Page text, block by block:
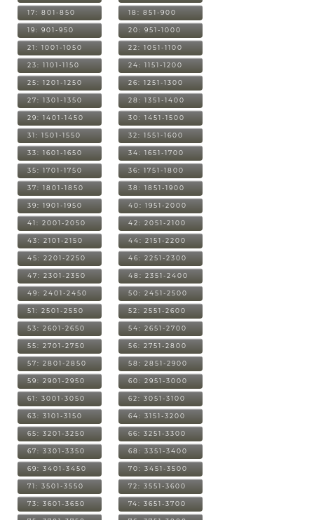
17: 801-850 18: 851-900
19: 901-950 20: 951-1000
21: 1001-1050 22: 1051-1100
23: 1101-1150 24: 1151-1200
25: 1201-1250 26: 1251-1300
27: 1301-1350 28: 1351-1400
29: 1401-1450 30: 1451-1500
31: 1501-1550 32: 1551-1600
33: 1601-1650 34: 1651-1700
35: 1701-1750 36: 1751-1800
37: 1801-1850 38: 1851-1900
39: 1901-1950 40: 1951-2000
41: 2001-2050 42: 2051-2100
43: 2101-2150 44: 2151-2200
45: 2201-2250 46: 2251-2300
47: 2301-2350 48: 2351-2400
49: 2401-2450 50: 2451-2500
51: 2501-2550 52: 2551-2600
53: 2601-2650 54: 2651-2700
55: 2701-2750 56: 2751-2800
57: 2801-2850 58: 2851-2900
59: 2901-2950 60: 2951-3000
61: 3001-3050 62: 3051-3100
63: 3101-3150 64: 3151-3200
65: 3201-3250 66: 3251-3300
67: 3301-3350 68: 3351-3400
69: 3401-3450 70: 3451-3500
71: 3501-3550 72: 3551-3600
73: 3601-3650 74: 3651-3700